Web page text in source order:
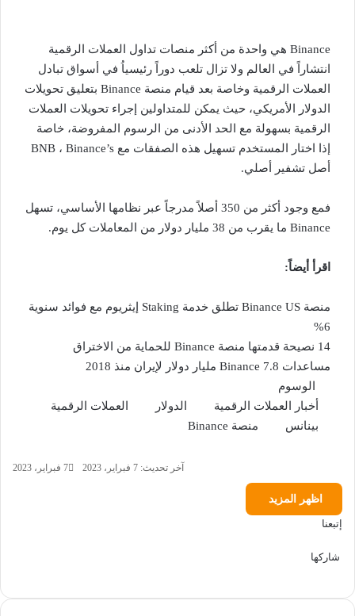
Binance هي واحدة من أكثر منصات تداول العملات الرقمية
انتشاراً في العالم ولا تزال تلعب دوراً رئيسياُ في أسواق تبادل
العملات الرقمية وخاصة بعد قيام منصة Binance بتعليق تحويلات
الدولار الأمريكي، حيث يمكن للمتداولين إجراء تحويلات العملات
الرقمية بسهولة مع الحد الأدنى من الرسوم المفروضة، خاصة
إذا اختار المستخدم تسهيل هذه الصفقات مع BNB ، Binance’s
أصل تشفير أصلي.
فمع وجود أكثر من 350 أصلاً مدرجاً عبر نظامها الأساسي، تسهل
Binance ما يقرب من 38 مليار دولار من المعاملات كل يوم.
اقرأ أيضاً:
منصة Binance US تطلق خدمة Staking إيثريوم مع فوائد سنوية
6%
14 نصيحة قدمتها منصة Binance للحماية من الاختراق
مساعدات Binance 7.8 مليار دولار لإيران منذ 2018
الوسوم
أخبار العملات الرقمية
الدولار
العملات الرقمية
بينانس
منصة Binance
7 فبراير، 2023 آخر تحديث: 7 فبراير، 2023
اظهر المزيد
إتبعنا
شاركها